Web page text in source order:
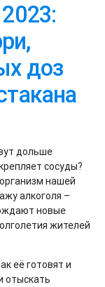
доз
дольше
сосуды?
нашей
алкоголя –
новые
жителей
её готовят и
отыскать